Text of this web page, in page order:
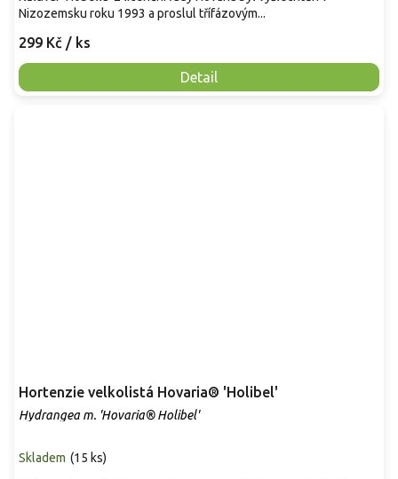
299 Kč / ks
Detail
Nizozemsku roku 1993 a proslul třífázovým...
Hortenzie velkolistá Hovaria® 'Holibel'
Hydrangea m. 'Hovaria® Holibel'
Skladem (15 ks)